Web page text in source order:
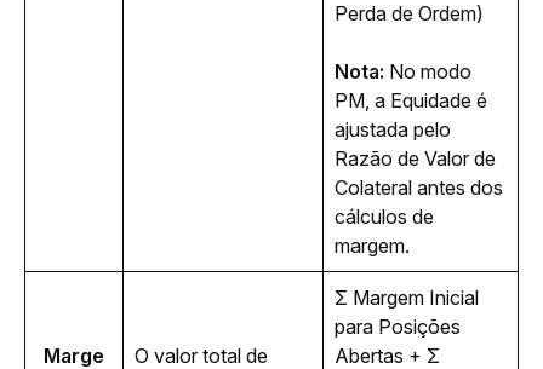
Perda de Ordem)
Nota: No modo
PM, a Equidade é
ajustada pelo
Razão de Valor de
Colateral antes dos
cálculos de
margem.
Marge
O valor total de
Σ Margem Inicial
para Posições
Abertas + Σ